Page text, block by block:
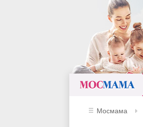
Мосмама